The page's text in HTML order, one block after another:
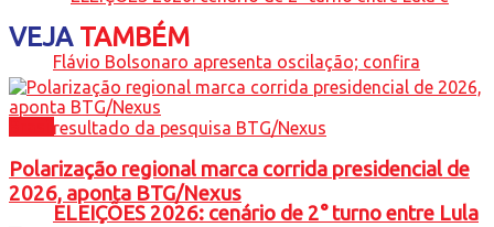
ELEIÇÕES 2026: cenário de 2° turno entre Lula
VEJATAMBÉM
Polarização regional marca corrida presidencial de
2026, aponta BTG/Nexus